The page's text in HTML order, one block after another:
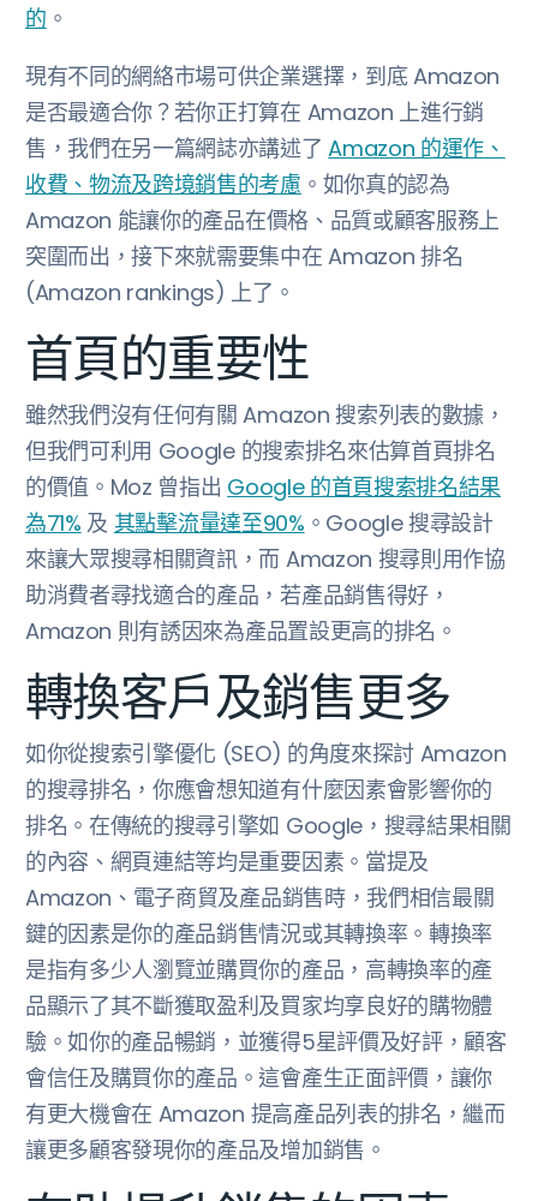
的 。
現有不同的網絡市場可供企業選擇，到底 Amazon
是否最適合你？若你正打算在 Amazon 上進行銷
售，我們在另一篇網誌亦講述了Amazon 的運作、
收費、物流及跨境銷售的考慮 。如你真的認為
Amazon 能讓你的產品在價格、品質或顧客服務上
突圍而出，接下來就需要集中在 Amazon 排名
(Amazon rankings) 上了。
首頁的重要性
雖然我們沒有任何有關 Amazon 搜索列表的數據，
但我們可利用 Google 的搜索排名來估算首頁排名
的價值。Moz 曾指出 Google 的首頁搜索排名結果
為71% 及 其點擊流量達至90% 。Google 搜尋設計
來讓大眾搜尋相關資訊，而 Amazon 搜尋則用作協
助消費者尋找適合的產品，若產品銷售得好，
Amazon 則有誘因來為產品置設更高的排名。
轉換客戶及銷售更多
如你從搜索引擎優化 (SEO) 的角度來探討 Amazon
的搜尋排名，你應會想知道有什麼因素會影響你的
排名。在傳統的搜尋引擎如 Google，搜尋結果相關
的內容、網頁連結等均是重要因素。當提及
Amazon、電子商貿及產品銷售時，我們相信最關
鍵的因素是你的產品銷售情況或其轉換率。轉換率
是指有多少人瀏覽並購買你的產品，高轉換率的產
品顯示了其不斷獲取盈利及買家均享良好的購物體
驗。如你的產品暢銷，並獲得5星評價及好評，顧客
會信任及購買你的產品。這會產生正面評價，讓你
有更大機會在 Amazon 提高產品列表的排名，繼而
讓更多顧客發現你的產品及增加銷售。